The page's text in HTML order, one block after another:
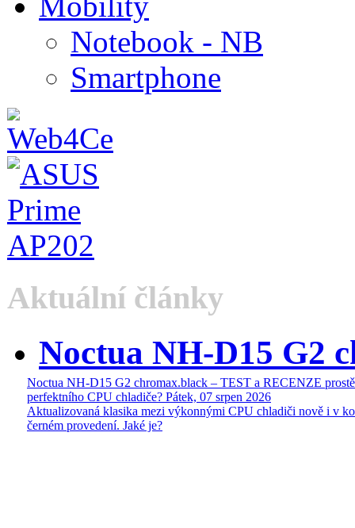
Notebook - NB
Smartphone
Aktuální články
Noctua NH-D15 G2
Noctua NH-D15 G2 chromax.black – TEST a RECENZE prostě
perfektního CPU chladiče? Pátek, 07 srpen 2026
Aktualizovaná klasika mezi výkonnými CPU chladiči nově i v
černém provedení. Jaké je?